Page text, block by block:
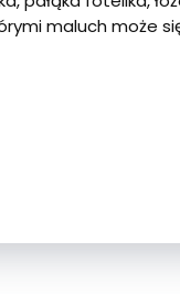
maluch może